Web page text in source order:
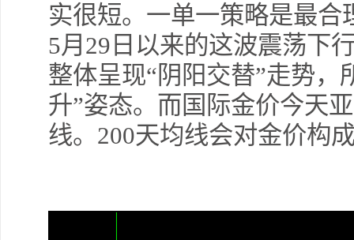
实很短。一单一策略是最合
5月 29 日以来的这波震荡下
整体呈现“阴阳交替”走势，
升”姿态。而国际金价今天
线。 200天均线会对金价构